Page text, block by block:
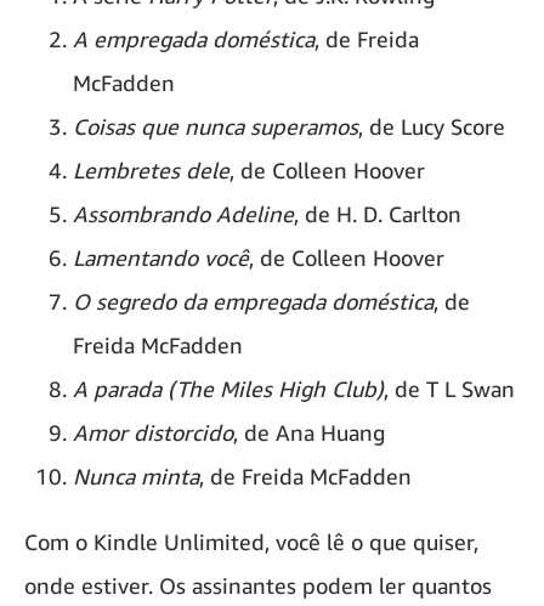
A empregada doméstica, de Freida
McFadden
Coisas que nunca superamos, de Lucy Score
Lembretes dele, de Colleen Hoover
Assombrando Adeline, de H. D. Carlton
Lamentando você, de Colleen Hoover
O segredo da empregada doméstica, de
Freida McFadden
A parada (The Miles High Club), de T L Swan
Amor distorcido, de Ana Huang
Nunca minta, de Freida McFadden
Com o Kindle Unlimited, você lê o que quiser,
onde estiver. Os assinantes podem ler quantos